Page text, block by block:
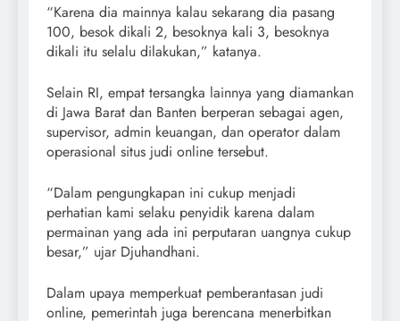
“Karena dia mainnya kalau sekarang dia pasang
100, besok dikali 2, besoknya kali 3, besoknya
dikali itu selalu dilakukan,” katanya.
Selain RI, empat tersangka lainnya yang diamankan
di Jawa Barat dan Banten berperan sebagai agen,
supervisor, admin keuangan, dan operator dalam
operasional situs judi online tersebut.
“Dalam pengungkapan ini cukup menjadi
perhatian kami selaku penyidik karena dalam
permainan yang ada ini perputaran uangnya cukup
besar,” ujar Djuhandhani.
Dalam upaya memperkuat pemberantasan judi
online, pemerintah juga berencana menerbitkan